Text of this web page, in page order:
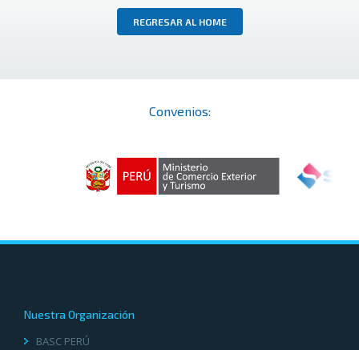
REGRESAR AL HOME
Convenios:
Nuestra Organización
BASC PERÚ